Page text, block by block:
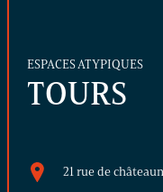
ESPACES ATYPIQUES
TOURS
21 rue de